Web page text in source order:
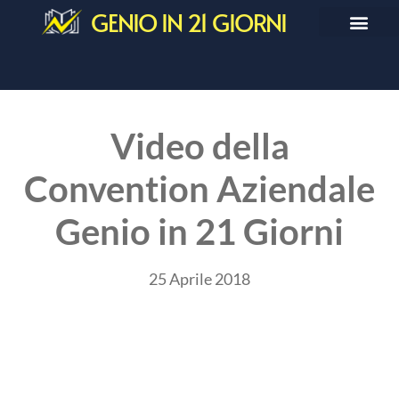
GENIO IN 21 GIORNI
Video della
Convention Aziendale
Genio in 21 Giorni
25 Aprile 2018